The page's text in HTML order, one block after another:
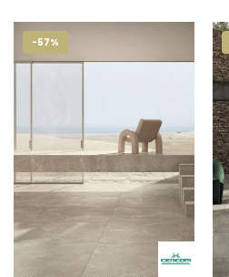
-57%